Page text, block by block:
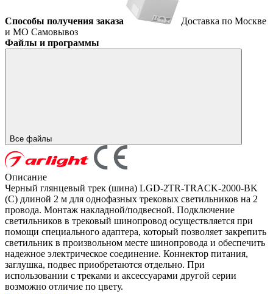
Способы получения заказа
Доставка по Москве
и МО Самовывоз
Файлы и программы
Все файлы
Описание
Черный глянцевый трек (шина) LGD-2TR-TRACK-2000-BK
(C) длиной 2 м для однофазных трековых светильников на 2
провода. Монтаж накладной/подвесной. Подключение
светильников в трековый шинопровод осуществляется при
помощи специального адаптера, который позволяет закрепить
светильник в произвольном месте шинопровода и обеспечить
надежное электрическое соединение. Коннектор питания,
заглушка, подвес приобретаются отдельно. При
использовании с треками и аксессуарами другой серии
возможно отличие по цвету.